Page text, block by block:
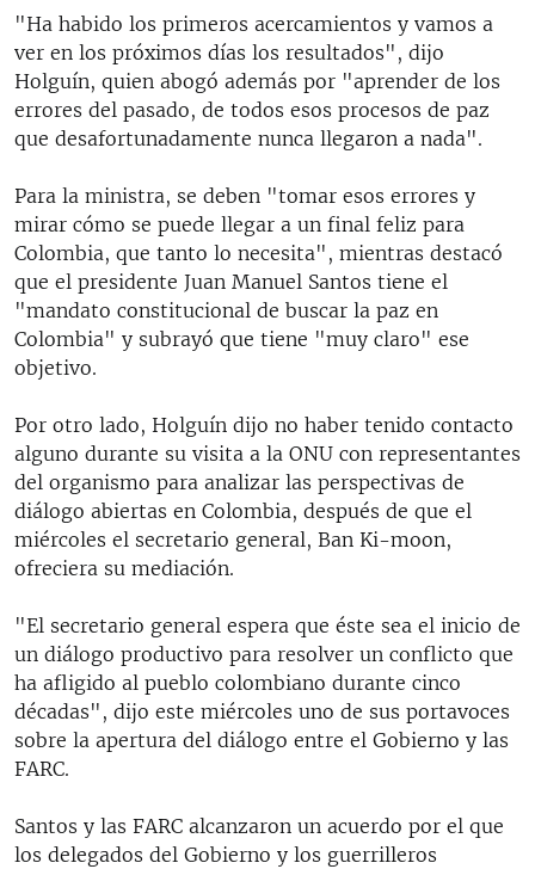
"Ha habido los primeros acercamientos y vamos a
ver en los próximos días los resultados", dijo
Holguín, quien abogó además por "aprender de los
errores del pasado, de todos esos procesos de paz
que desafortunadamente nunca llegaron a nada".
Para la ministra, se deben "tomar esos errores y
mirar cómo se puede llegar a un final feliz para
Colombia, que tanto lo necesita", mientras destacó
que el presidente Juan Manuel Santos tiene el
"mandato constitucional de buscar la paz en
Colombia" y subrayó que tiene "muy claro" ese
objetivo.
Por otro lado, Holguín dijo no haber tenido contacto
alguno durante su visita a la ONU con representantes
del organismo para analizar las perspectivas de
diálogo abiertas en Colombia, después de que el
miércoles el secretario general, Ban Ki-moon,
ofreciera su mediación.
"El secretario general espera que éste sea el inicio de
un diálogo productivo para resolver un conflicto que
ha afligido al pueblo colombiano durante cinco
décadas", dijo este miércoles uno de sus portavoces
sobre la apertura del diálogo entre el Gobierno y las
FARC.
Santos y las FARC alcanzaron un acuerdo por el que
los delegados del Gobierno y los guerrilleros